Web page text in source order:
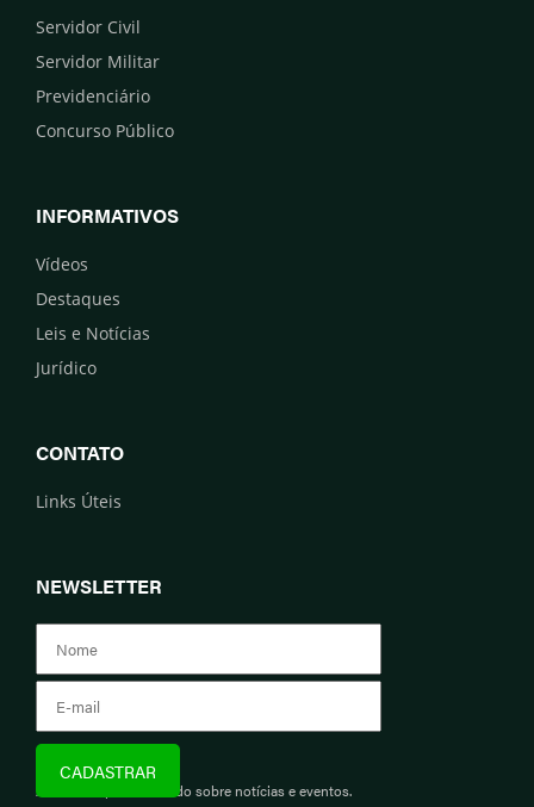
Servidor Civil
Servidor Militar
Previdenciário
Concurso Público
INFORMATIVOS
Vídeos
Destaques
Leis e Notícias
Jurídico
CONTATO
Links Úteis
NEWSLETTER
Assine e fique informado sobre notícias e eventos.